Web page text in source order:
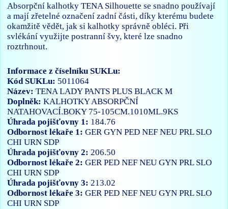
Absorpční kalhotky TENA Silhouette se snadno používají
a mají zřetelné označení zadní části, díky kterému budete
okamžitě vědět, jak si kalhotky správně obléci. Při
svlékání využijte postranní švy, které lze snadno
roztrhnout.
Informace z číselníku SUKLu:
Kód SUKLu: 5011064
Název:TENA LADY PANTS PLUS BLACK M
Doplněk:KALHOTKY ABSORPČNÍ
NATAHOVACÍ.BOKY 75-105CM.1010ML.9KS
Úhrada pojišťovny 1: 184.76
Odbornost lékaře 1:GERGYNPEDNEFNEUPRL SLO
CHIURN SDP
Úhrada pojišťovny 2:206.50
Odbornost lékaře 2:GERPEDNEFNEUGYNPRL SLO
CHIURN SDP
Úhrada pojišťovny 3:213.02
Odbornost lékaře 3:GERPEDNEFNEUGYNPRL SLO
CHIURN SDP